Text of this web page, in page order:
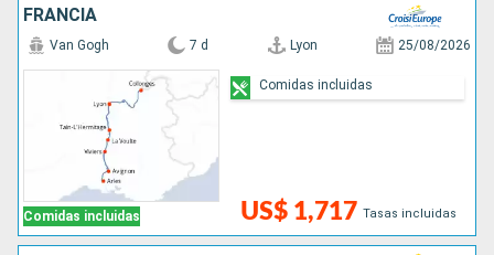
FRANCIA
Comidas incluidas
Van Gogh 7 d Lyon 25/08/2026
US$ 1,717 Tasas incluidas
Comidas incluidas